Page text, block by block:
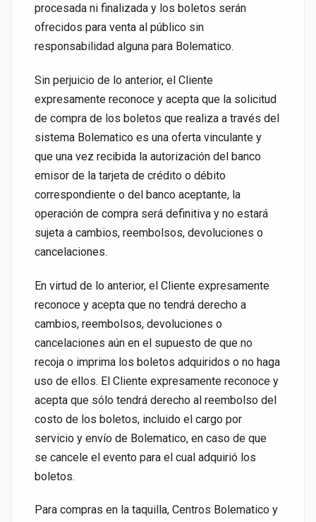
procesada ni finalizada y los boletos serán
ofrecidos para venta al público sin
responsabilidad alguna para Bolematico.
Sin perjuicio de lo anterior, el Cliente
expresamente reconoce y acepta que la solicitud
de compra de los boletos que realiza a través del
sistema Bolematico es una oferta vinculante y
que una vez recibida la autorización del banco
emisor de la tarjeta de crédito o débito
correspondiente o del banco aceptante, la
operación de compra será definitiva y no estará
sujeta a cambios, reembolsos, devoluciones o
cancelaciones.
En virtud de lo anterior, el Cliente expresamente
reconoce y acepta que no tendrá derecho a
cambios, reembolsos, devoluciones o
cancelaciones aún en el supuesto de que no
recoja o imprima los boletos adquiridos o no haga
uso de ellos. El Cliente expresamente reconoce y
acepta que sólo tendrá derecho al reembolso del
costo de los boletos, incluido el cargo por
servicio y envío de Bolematico, en caso de que
se cancele el evento para el cual adquirió los
boletos.
Para compras en la taquilla, Centros Bolematico y